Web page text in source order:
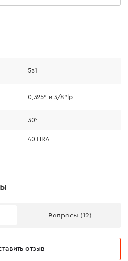
по
5в1
0,325" и 3/8"lp
30°
40 HRA
Вопросы (12)
отзыв